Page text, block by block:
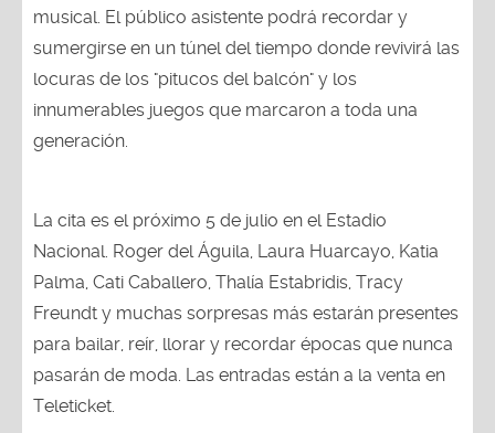
musical. El público asistente podrá recordar y
sumergirse en un túnel del tiempo donde revivirá las
locuras de los "pitucos del balcón" y los
innumerables juegos que marcaron a toda una
generación.
La cita es el próximo 5 de julio en el Estadio
Nacional. Roger del Águila, Laura Huarcayo, Katia
Palma, Cati Caballero, Thalía Estabridis, Tracy
Freundt y muchas sorpresas más estarán presentes
para bailar, reír, llorar y recordar épocas que nunca
pasarán de moda. Las entradas están a la venta en
Teleticket.